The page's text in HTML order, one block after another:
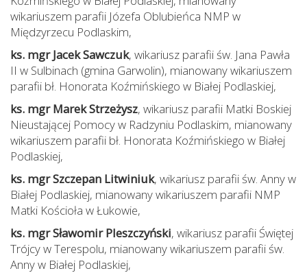
wikariuszem parafii Józefa Oblubieńca NMP w
Międzyrzecu Podlaskim,
ks. mgr Jacek Sawczuk, wikariusz parafii św. Jana Pawła
II w Sulbinach (gmina Garwolin), mianowany wikariuszem
parafii bł. Honorata Koźmińskiego w Białej Podlaskiej,
ks. mgr Marek Strzeżysz, wikariusz parafii Matki Boskiej
Nieustającej Pomocy w Radzyniu Podlaskim, mianowany
wikariuszem parafii bł. Honorata Koźmińskiego w Białej
Podlaskiej,
ks. mgr Szczepan Litwiniuk, wikariusz parafii św. Anny w
Białej Podlaskiej, mianowany wikariuszem parafii NMP
Matki Kościoła w Łukowie,
ks. mgr Sławomir Pleszczyński, wikariusz parafii Świętej
Trójcy w Terespolu, mianowany wikariuszem parafii św.
Anny w Białej Podlaskiej,